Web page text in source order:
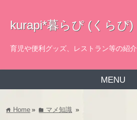
kurapi*暮らぴ (くらぴ)
育児や便利グッズ、レストラン等の紹介
MENU
home Home » folder マメ知識 »